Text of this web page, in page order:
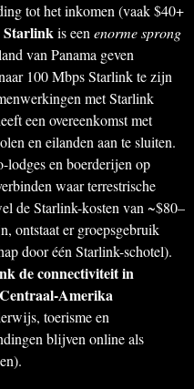
tot het inkomen (vaak $40+
Starlinkis eenenorme sprong
van Panama geven
100 Mbps Starlink te zijn
met Starlink
een overeenkomst met
en eilanden aan te sluiten.
lodges en boerderijen op
waar terrestrische
de Starlink-kosten van ~$80–
ontstaat er groepsgebruik
door één Starlink-schotel).
de connectiviteit in
Amerika
toerisme en
blijven online als